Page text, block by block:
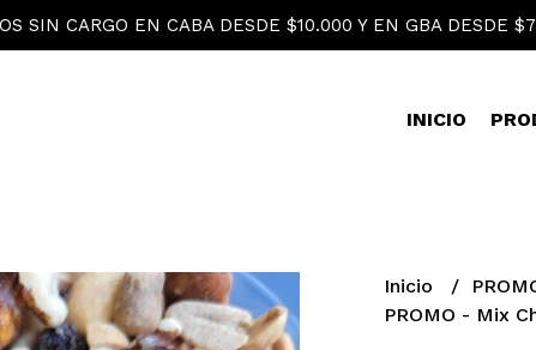
SIN CARGO EN CABA DESDE $10.000 Y EN GBA DESDE
INICIO
Inicio
PROMO - Mix